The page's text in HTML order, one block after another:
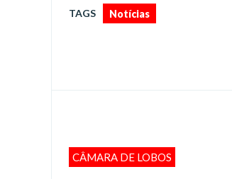
TAGS Notícias
CÂMARA DE LOBOS